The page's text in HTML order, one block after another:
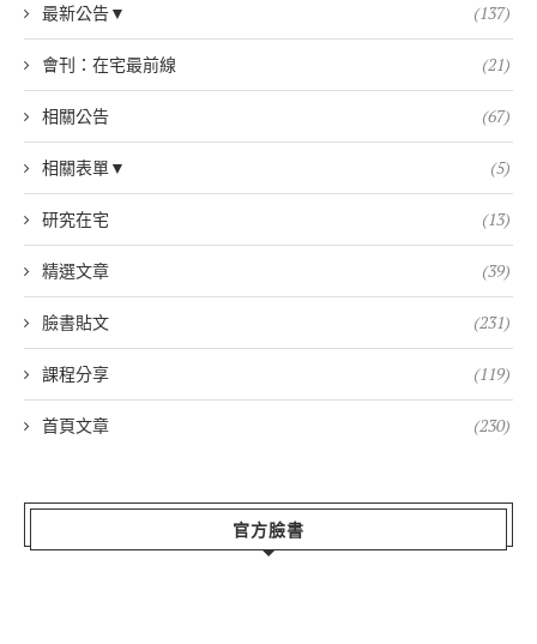
最新公告▼ (137)
會刊：在宅最前線 (21)
相關公告 (67)
相關表單▼ (5)
研究在宅 (13)
精選文章 (39)
臉書貼文 (231)
課程分享 (119)
首頁文章 (230)
官方臉書